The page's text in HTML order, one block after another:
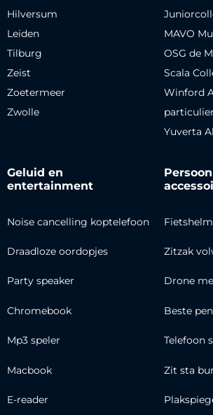
Hilversum
Leiden
Tilburg
Zeist
Zoetermeer
Zwolle
MAVO
OSG de
Scala
Winford
Yuverta
Geluid en
entertainment
Noise cancelling koptelefoon
Draadloze oordopjes
Party speaker
Chromebook
Mp3 speler
Macbook
E-reader
Zitzak
Drone
Beste
Telefoon
Zit sta